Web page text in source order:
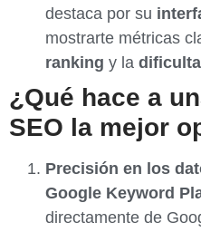
destaca por su
mostrarte métricas
ranking y la
¿Qué hace a
SEO la mejor
Precisión en los
Google Keyword
directamente de